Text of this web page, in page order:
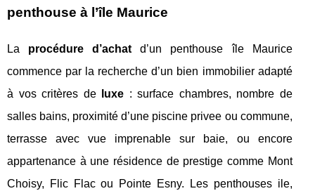
penthouse à l’île Maurice
La procédure d’achatd’un penthouse île Maurice
commence par la recherche d’un bien immobilier adapté
à vos critères de
luxe : surface chambres, nombre de
salles bains, proximité d’une piscine privee ou commune,
terrasse avec vue imprenable sur baie, ou encore
appartenance à une résidence de prestige comme Mont
Choisy, Flic Flac ou Pointe Esny. Les penthouses ile,